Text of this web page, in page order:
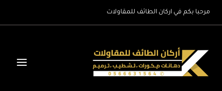
مرحبا بكم في اركان الطائف للمقاولات